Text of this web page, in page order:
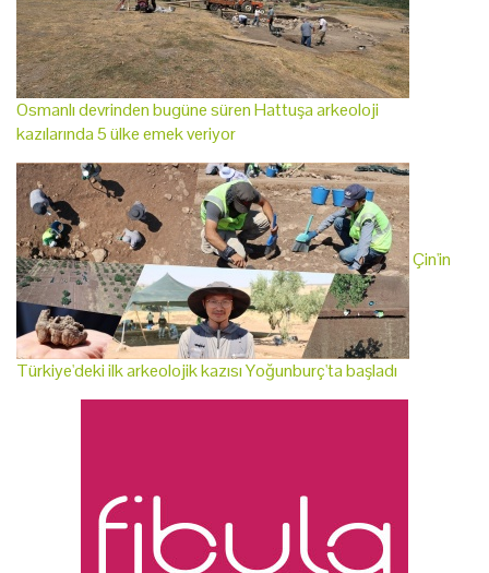
Osmanlı devrinden bugüne süren Hattuşa arkeoloji
kazılarında 5 ülke emek veriyor
Çin'in
Türkiye'deki ilk arkeolojik kazısı Yoğunburç'ta başladı